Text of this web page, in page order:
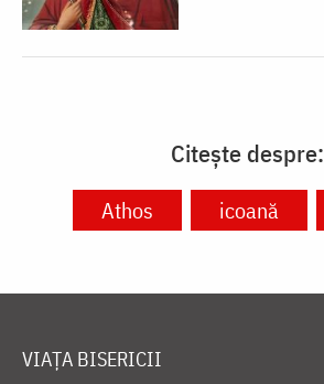
Citește despre:
Athos icoană
VIAȚA BISERICII